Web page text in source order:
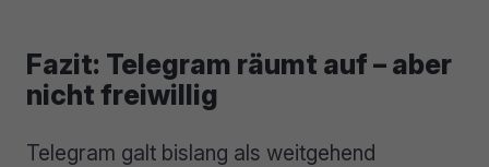
Fazit: Telegram räumt auf – aber
nicht freiwillig
Telegram galt bislang als weitgehend